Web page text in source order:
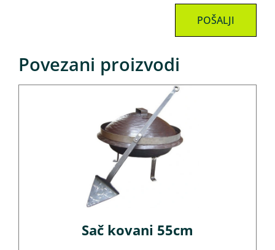
Povezani proizvodi
Sač kovani 55cm